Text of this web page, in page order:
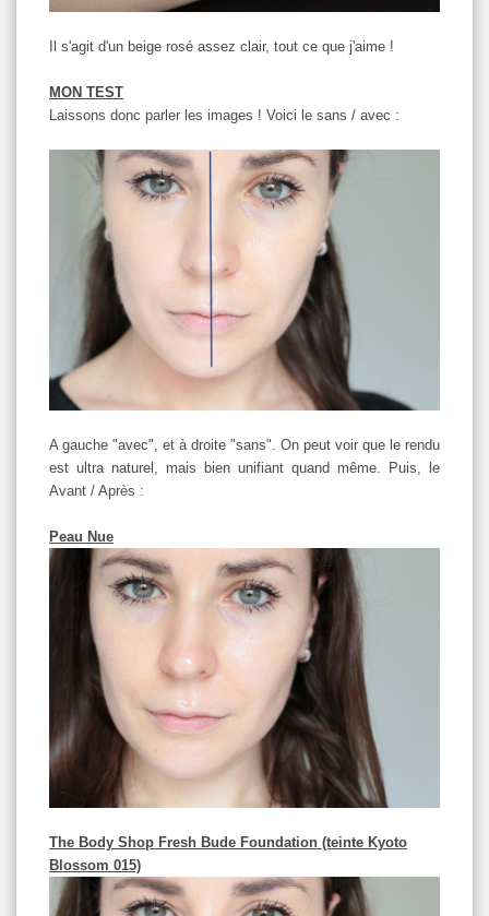
Il s'agit d'un beige rosé assez clair, tout ce que j'aime !
MON TEST
Laissons donc parler les images ! Voici le sans / avec :
A gauche "avec", et à droite "sans". On peut voir que le rendu
est ultra naturel, mais bien unifiant quand même. Puis, le
Avant / Après :
Peau Nue
The Body Shop Fresh Bude Foundation (teinte Kyoto
Blossom 015)